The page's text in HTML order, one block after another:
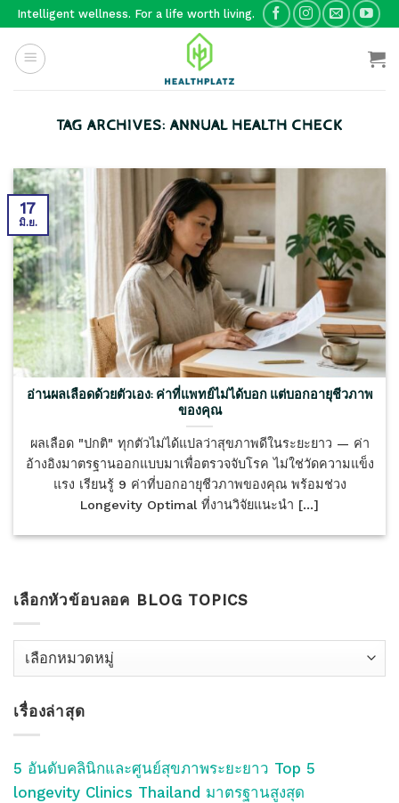
Skip
content
Intelligent wellness. For a life worth living.
TAG ARCHIVES:ANNUAL HEALTH CHECK
อ่านผลเลือดด้วยตัวเอง: ค่าที่แพทย์ไม่ได้บอก แต่บอกอายุชีวภาพ
ของคุณ
ผลเลือด "ปกติ" ทุกตัวไม่ได้แปลว่าสุขภาพดีในระยะยาว — ค่า
อ้างอิงมาตรฐานออกแบบมาเพื่อตรวจจับโรค ไม่ใช่วัดความแข็ง
แรง เรียนรู้ 9 ค่าที่บอกอายุชีวภาพของคุณ พร้อมช่วง
Longevity Optimal ที่งานวิจัยแนะนำ [...]
17
มิ.ย.
เลือกหัวข้อบลอค BLOG TOPICS
เลือก
บลอค
Blog
เรื่องล่าสุด
5 อันดับคลินิกและศูนย์สุขภาพระยะยาว Top 5
longevity Clinics Thailand มาตรฐานสูงสุด